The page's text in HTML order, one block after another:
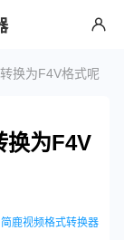
换为F4V格式呢
换为F4V
简鹿视频格式转换器